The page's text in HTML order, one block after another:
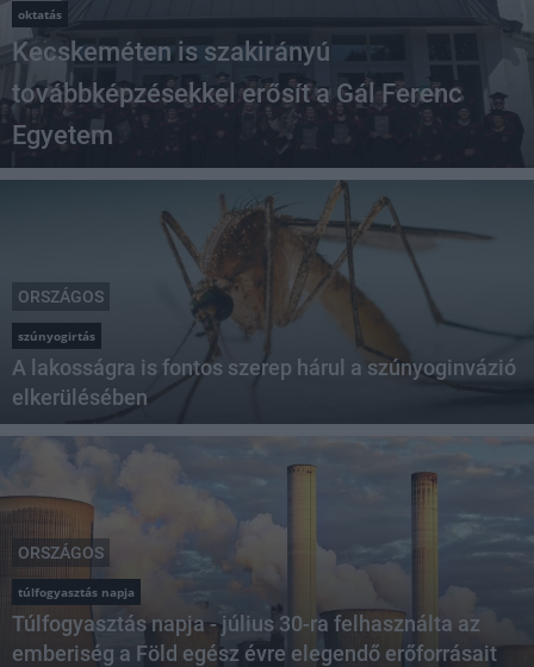
oktatás
Kecskeméten is szakirányú
továbbképzésekkel erősít a Gál Ferenc
Egyetem
ORSZÁGOS
szúnyogirtás
A lakosságra is fontos szerep hárul a szúnyoginvázió
elkerülésében
ORSZÁGOS
túlfogyasztás napja
Túlfogyasztás napja - július 30-ra felhasználta az
emberiség a Föld egész évre elegendő erőforrásait